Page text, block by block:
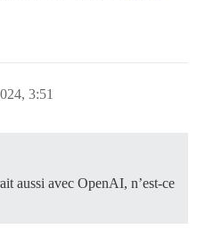
3:51
aussi avec OpenAI, n’est-ce